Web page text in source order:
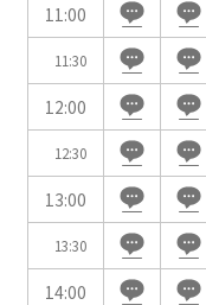
11:00
11:30
12:00
12:30
13:00
13:30
14:00
時間単位で選ぶ
人数／レイア
スクール
2名掛け